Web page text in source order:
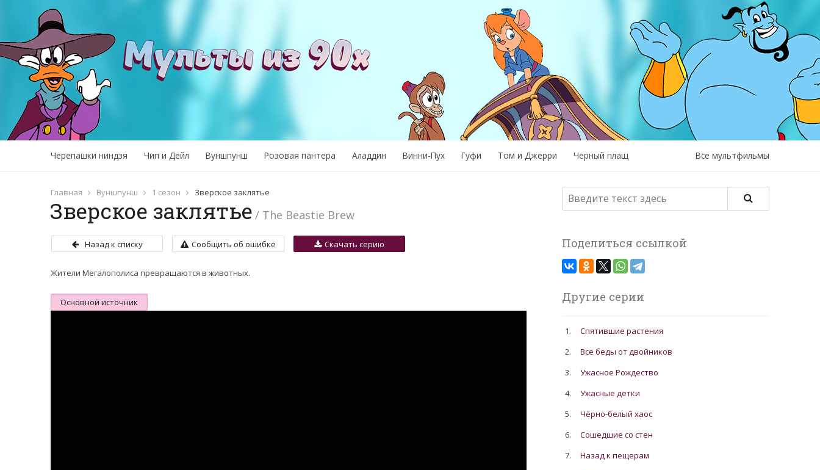
Черепашки ниндзя Чип и Дейл Вуншпунш Розовая пантера Аладдин Винни-Пух Гуфи Том и Джерри Черный плащ Все мультфильмы
Главная Вуншпунш 1 сезон Зверское заклятье
Зверское заклятье / The Beastie Brew
Назад к списку Сообщить об ошибке Скачать серию
Жители Мегалополиса превращаются в животных.
Основной источник
Поделиться ссылкой
Другие серии
1.
Спятившие растения
2.
Все беды от двойников
3.
Ужасное Рождество
4.
Ужасные детки
5.
Чёрно-белый хаос
6.
Сошедшие со стен
7.
Назад к пещерам